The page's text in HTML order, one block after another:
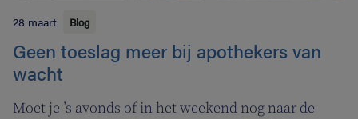
28 maart Blog
Geen toeslag meer bij apothekers van
wacht
Moet je ’s avonds of in het weekend nog naar de